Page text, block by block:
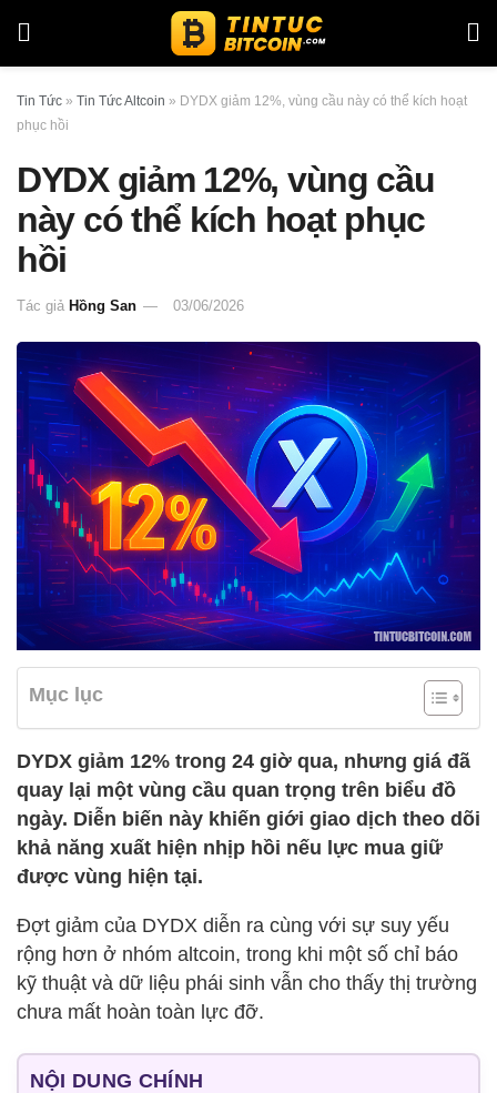
Tin Tức » Tin Tức Altcoin » DYDX giảm 12%, vùng cầu này có thể kích hoạt
phục hồi
DYDX giảm 12%, vùng cầu
này có thể kích hoạt phục
hồi
Tác giả Hồng San 03/06/2026
Mục lục
DYDX giảm 12% trong 24 giờ qua, nhưng giá đã
quay lại một vùng cầu quan trọng trên biểu đồ
ngày. Diễn biến này khiến giới giao dịch theo dõi
khả năng xuất hiện nhịp hồi nếu lực mua giữ
được vùng hiện tại.
Đợt giảm của DYDX diễn ra cùng với sự suy yếu
rộng hơn ở nhóm altcoin, trong khi một số chỉ báo
kỹ thuật và dữ liệu phái sinh vẫn cho thấy thị trường
chưa mất hoàn toàn lực đỡ.
NỘI DUNG CHÍNH